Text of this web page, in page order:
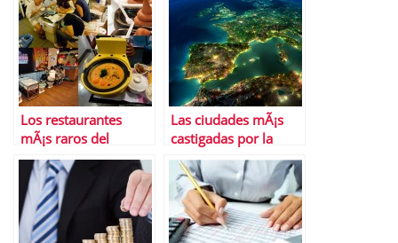
Los restaurantes
mÃ¡s raros del
mundo
Las ciudades mÃ¡s
castigadas por la
crisis